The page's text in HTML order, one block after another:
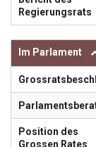
Regierungsrats
Im Parlament
Position des
Grossen Rates